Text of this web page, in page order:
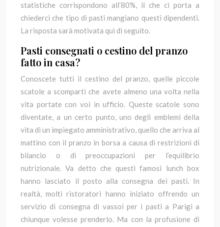
statistiche corrispondono all’80%, il che ci porta a
chiederci che tipo di pasti mangiano questi dipendenti.
La risposta sarà motivata qui di seguito.
Pasti consegnati o cestino del pranzo
fatto in casa?
Conoscete tutti il cestino del pranzo, quelle piccole
scatole a scomparti che avete almeno una volta nella
vita portate con voi in ufficio. Queste scatole sono
diventate, a un certo punto, uno degli emblemi della
vita di un impiegato amministrativo, quello che arriva al
mattino con il pranzo in borsa a causa di restrizioni di
bilancio o di preoccupazioni per l’equilibrio
nutrizionale. Va detto che questi famosi lunch box
hanno lasciato il posto alla consegna dei pasti. In
realtà, molti ristoratori hanno iniziato offrendo un
servizio di consegna di vassoi per i pasti a Parigi a
chiunque volesse prenderlo. Ma con la profusione di